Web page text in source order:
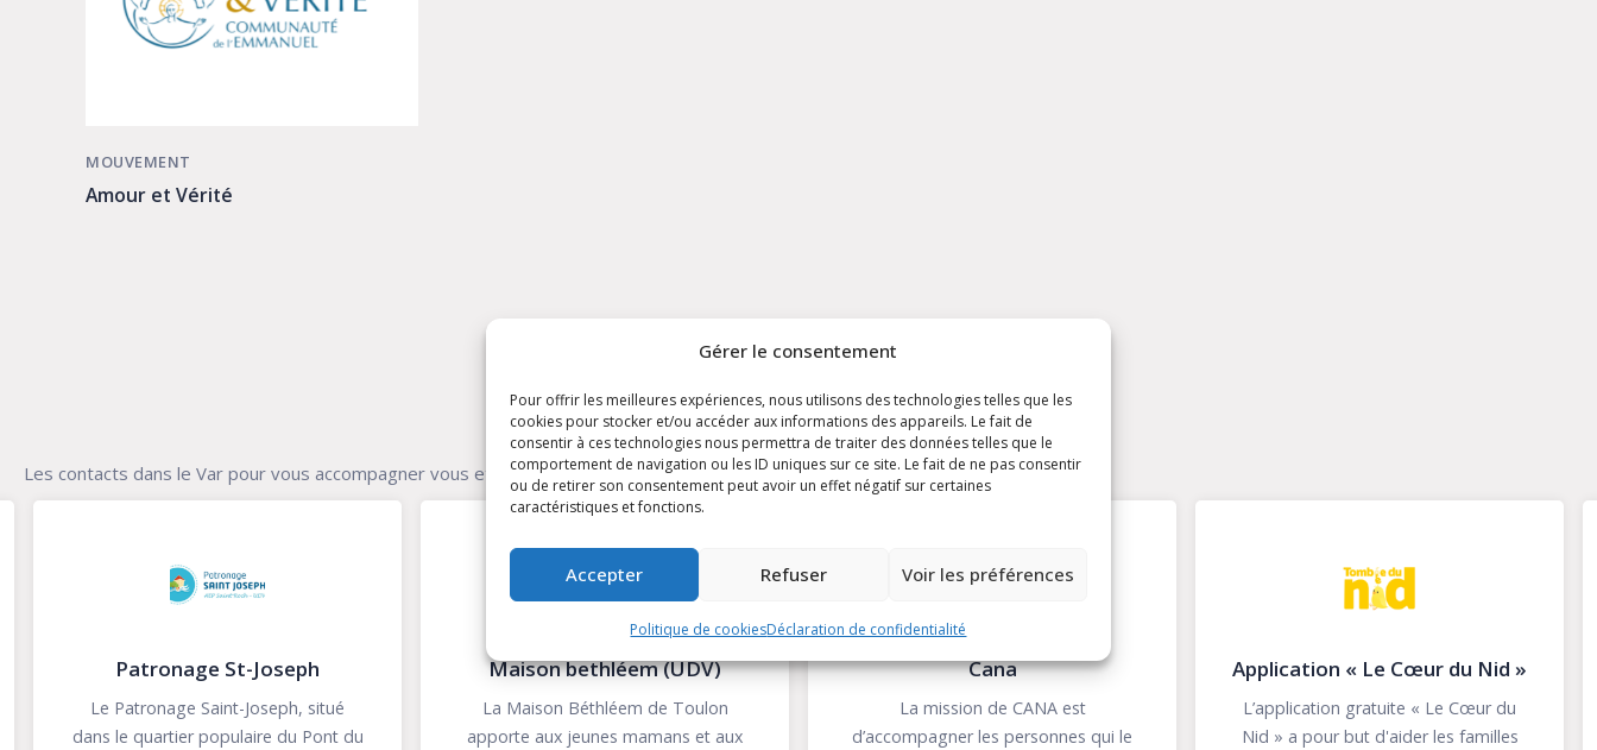
Gérer le consentement
Pour offrir les meilleures expériences, nous utilisons des technologies telles que les
cookies pour stocker et/ou accéder aux informations des appareils. Le fait de
consentir à ces technologies nous permettra de traiter des données telles que le
comportement de navigation ou les ID uniques sur ce site. Le fait de ne pas consentir
ou de retirer son consentement peut avoir un effet négatif sur certaines
caractéristiques et fonctions.
Accepter Refuser Voir les préférences
Politique de cookiesDéclaration de confidentialité
Amour et Vérité
MOUVEMENT
Ils sont là pour vous
Les contacts dans le Var pour vous accompagner vous et votre famille à chaque étape de la vie
Maison bethléem (UDV)
La Maison Béthléem de Toulon
apporte aux jeunes mamans et aux
Cana
La mission de CANA est
d’accompagner les personnes qui le
Application « Le Cœur du Nid »
L’application gratuite « Le Cœur du
Nid » a pour but d'aider les familles
Pastorale des personnes
séparées, divorcées,
divorcées-remariées